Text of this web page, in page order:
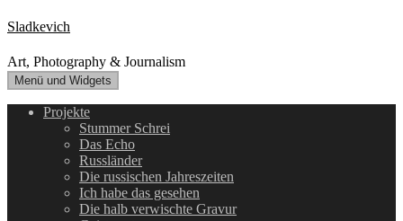
Zum
Inhalt
springen
Sladkevich
Art, Photography & Journalism
Menü und Widgets
Projekte
Stummer Schrei
Das Echo
Russländer
Die russischen Jahreszeiten
Ich habe das gesehen
Die halb verwischte Gravur